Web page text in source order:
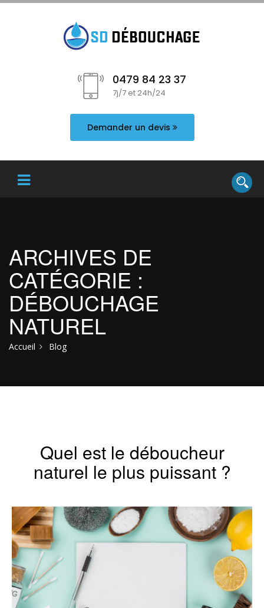
0479 84 23 37
7j/7 et 24h/24
Demander un devis
ARCHIVES DE
CATÉGORIE :
DÉBOUCHAGE
NATUREL
Accueil Blog
Quel est le déboucheur
naturel le plus puissant ?